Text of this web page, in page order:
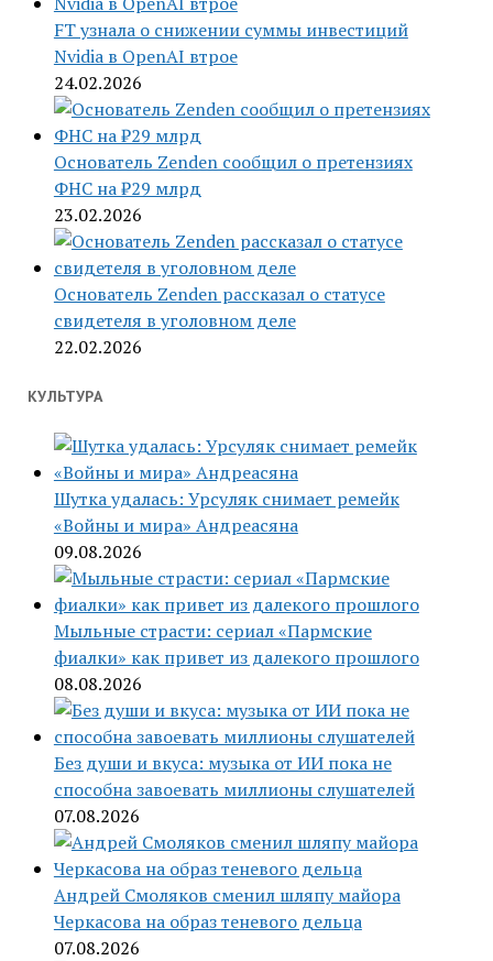
FT узнала о снижении суммы инвестиций
Nvidia в OpenAI втрое
24.02.2026
Основатель Zenden сообщил о претензиях
ФНС на ₽29 млрд
23.02.2026
Основатель Zenden рассказал о статусе
свидетеля в уголовном деле
22.02.2026
КУЛЬТУРА
Шутка удалась: Урсуляк снимает ремейк
«Войны и мира» Андреасяна
09.08.2026
Мыльные страсти: сериал «Пармские
фиалки» как привет из далекого прошлого
08.08.2026
Без души и вкуса: музыка от ИИ пока не
способна завоевать миллионы слушателей
07.08.2026
Андрей Смоляков сменил шляпу майора
Черкасова на образ теневого дельца
07.08.2026